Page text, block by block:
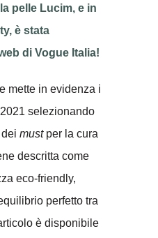
pelle Lucim, e in
è stata
di Vogue Italia!
mette in evidenza i
selezionando
mustper la cura
descritta come
eco-friendly,
perfetto tra
è disponibile